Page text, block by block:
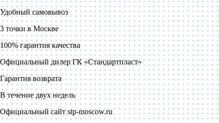
Удобный самовывоз
3 точки в Москве
100% гарантия качества
Официальный дилер ГК «Стандартпласт»
Гарантия возврата
В течение двух недель
Официальный сайт stp-moscow.ru